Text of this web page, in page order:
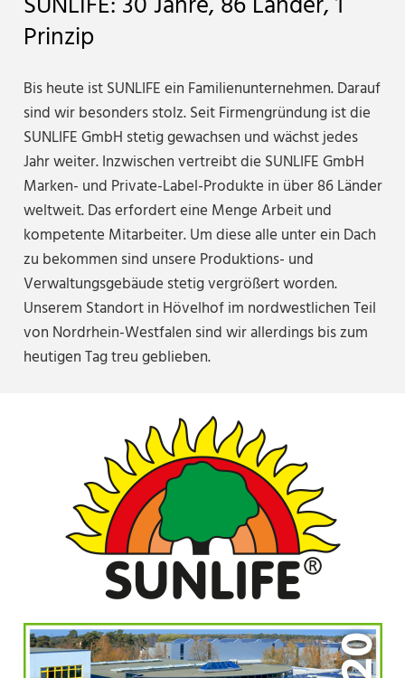
Prinzip
Bis heute ist SUNLIFE ein Familienunternehmen. Darauf
sind wir besonders stolz. Seit Firmengründung ist die
SUNLIFE GmbH stetig gewachsen und wächst jedes
Jahr weiter. Inzwischen vertreibt die SUNLIFE GmbH
Marken- und Private-Label-Produkte in über 86 Länder
weltweit. Das erfordert eine Menge Arbeit und
kompetente Mitarbeiter. Um diese alle unter ein Dach
zu bekommen sind unsere Produktions- und
Verwaltungsgebäude stetig vergrößert worden.
Unserem Standort in Hövelhof im nordwestlichen Teil
von Nordrhein-Westfalen sind wir allerdings bis zum
heutigen Tag treu geblieben.